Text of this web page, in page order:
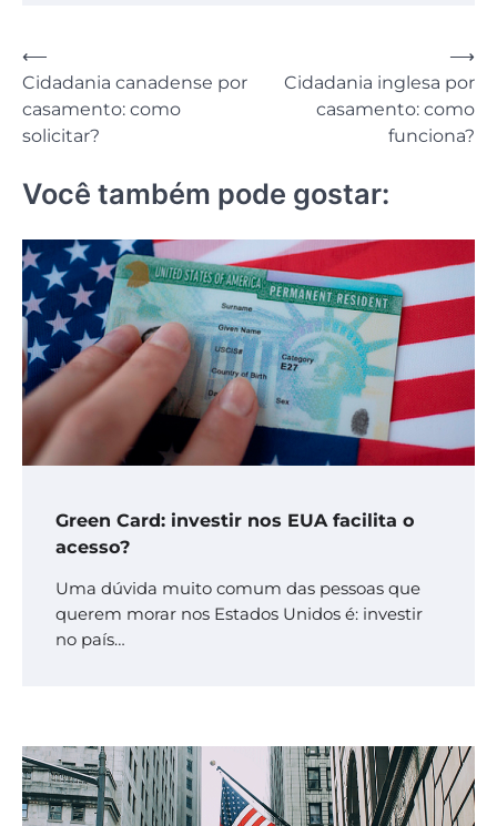
Navegação
de
Post
⟵
Cidadania canadense por
casamento: como
solicitar?
Cidadania inglesa por
casamento: como
funciona?
⟶
Você também pode gostar:
Green Card: investir nos EUA facilita o
acesso?
Uma dúvida muito comum das pessoas que
querem morar nos Estados Unidos é: investir
no país…